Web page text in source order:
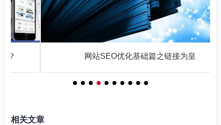
网站SEO优化基础篇之链接为皇
相关文章